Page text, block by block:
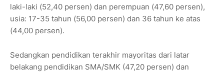
laki-laki (52,40 persen) dan perempuan (47,60 persen),
usia: 17-35 tahun (56,00 persen) dan 36 tahun ke atas
(44,00 persen).
Sedangkan pendidikan terakhir mayoritas dari latar
belakang pendidikan SMA/SMK (47,20 persen) dan